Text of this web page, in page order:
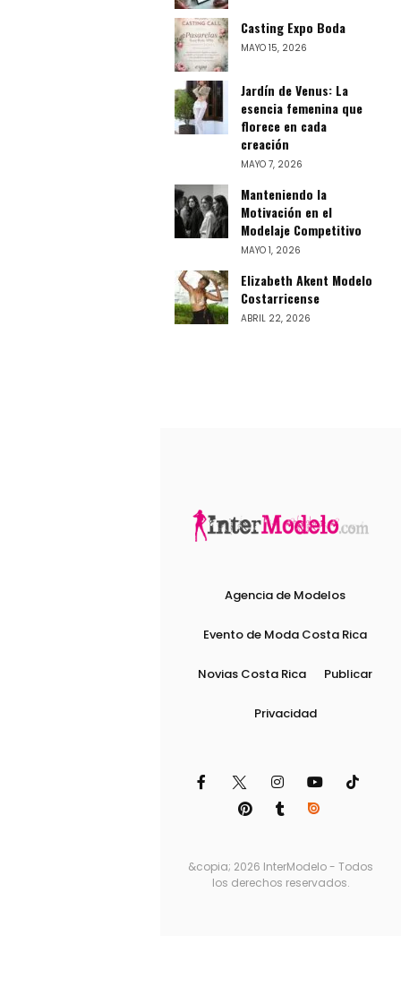
Casting Expo Boda
MAYO 15, 2026
Jardín de Venus: La
esencia femenina que
florece en cada
creación
MAYO 7, 2026
Manteniendo la
Motivación en el
Modelaje Competitivo
MAYO 1, 2026
Elizabeth Akent Modelo
Costarricense
ABRIL 22, 2026
Agencia de Modelos
Evento de Moda Costa Rica
Novias Costa Rica Publicar
Privacidad
&copia; 2026 InterModelo - Todos
los derechos reservados.